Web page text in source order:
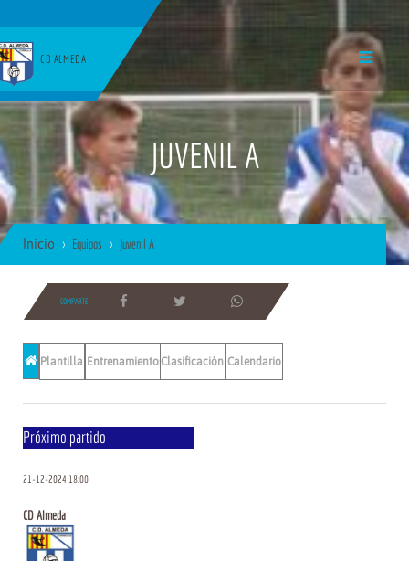
CD ALMEDA
JUVENIL A
Inicio Equipos Juvenil A
COMPARTE
Plantilla EntrenamientosClasificación Calendario
Próximo partido
21-12-2024 18:00
CD Almeda